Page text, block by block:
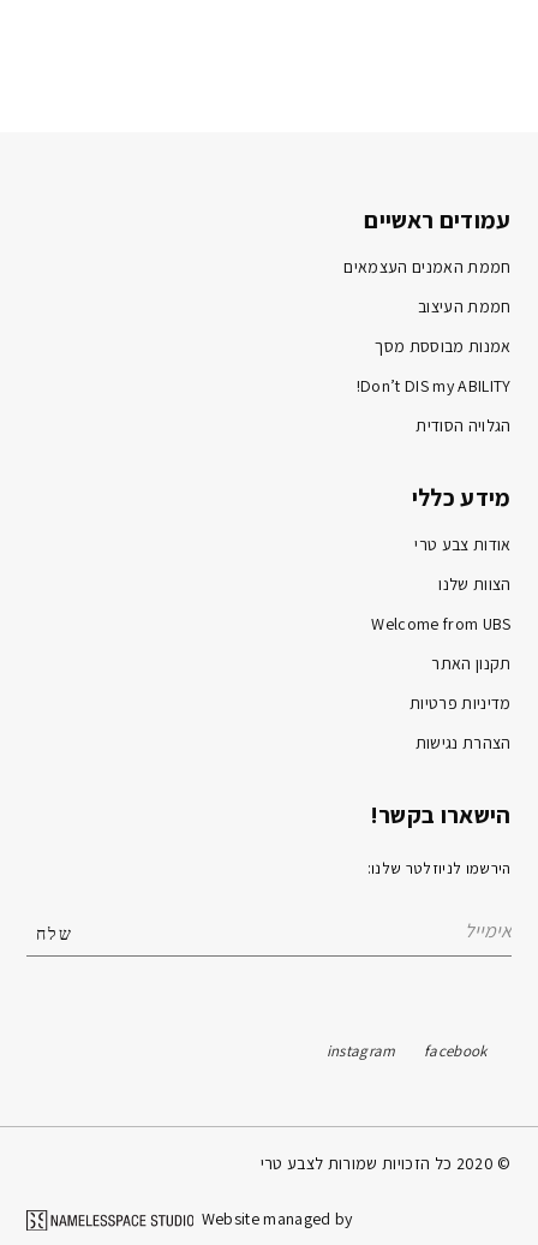
עמודים ראשיים
חממת האמנים העצמאים
חממת העיצוב
אמנות מבוססת מסך
Don’t DIS my ABILITY!
הגלויה הסודית
מידע כללי
אודות צבע טרי
הצוות שלנו
Welcome from UBS
תקנון האתר
מדיניות פרטיות
הצהרת נגישות
הישארו בקשר!
הירשמו לניוזלטר שלנו:
facebook
instagram
© 2020 כל הזכויות שמורות לצבע טרי
Website managed by